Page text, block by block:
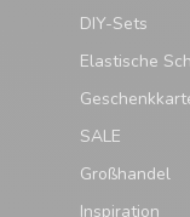
DIY-Sets
Elastische
SALE
Großhandel
Inspiration